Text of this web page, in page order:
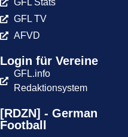
GFL TV
AFVD
Login für Vereine
GFL.info
Redaktionsystem
[RDZN] - German
Football